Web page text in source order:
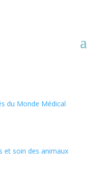
du Monde Médical
et soin des animaux